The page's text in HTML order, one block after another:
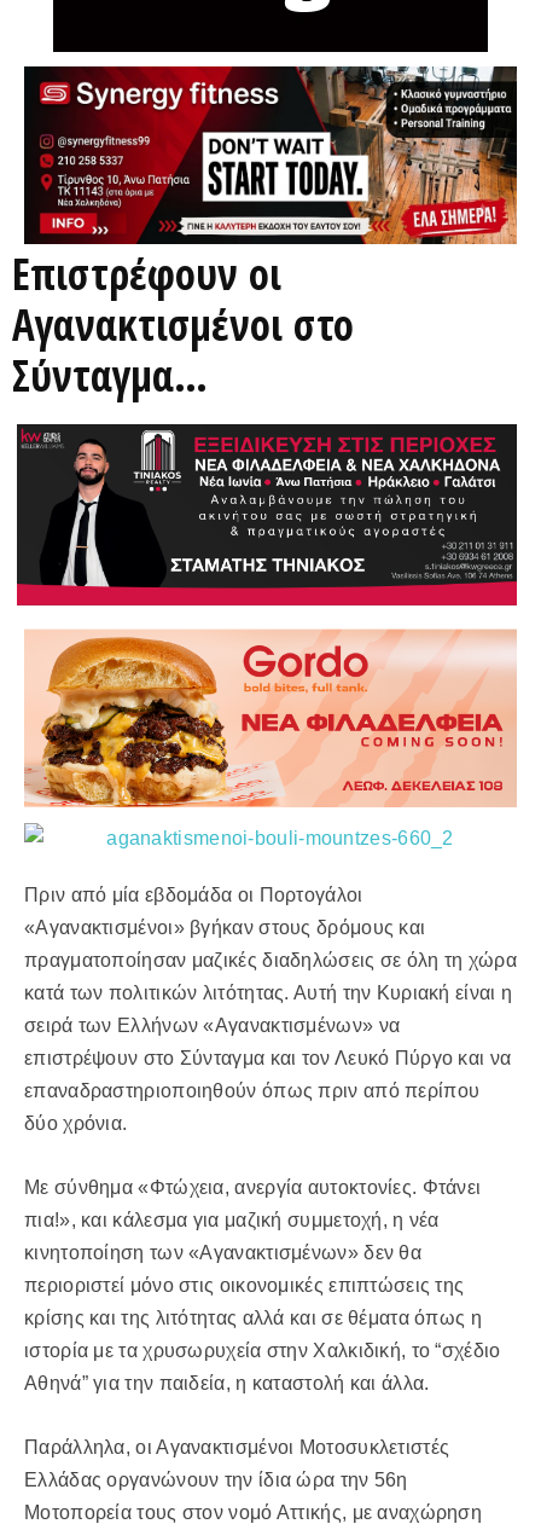
Επιστρέφουν οι
Αγανακτισμένοι στο
Σύνταγμα…
Πριν από μία εβδομάδα οι Πορτογάλοι
«Αγανακτισμένοι» βγήκαν στους δρόμους και
πραγματοποίησαν μαζικές διαδηλώσεις σε όλη τη χώρα
κατά των πολιτικών λιτότητας. Αυτή την Κυριακή είναι η
σειρά των Ελλήνων «Αγανακτισμένων» να
επιστρέψουν στο Σύνταγμα και τον Λευκό Πύργο και να
επαναδραστηριοποιηθούν όπως πριν από περίπου
δύο χρόνια.
Με σύνθημα «Φτώχεια, ανεργία αυτοκτονίες. Φτάνει
πια!», και κάλεσμα για μαζική συμμετοχή, η νέα
κινητοποίηση των «Αγανακτισμένων» δεν θα
περιοριστεί μόνο στις οικονομικές επιπτώσεις της
κρίσης και της λιτότητας αλλά και σε θέματα όπως η
ιστορία με τα χρυσωρυχεία στην Χαλκιδική, το “σχέδιο
Αθηνά” για την παιδεία, η καταστολή και άλλα.
Παράλληλα, οι Αγανακτισμένοι Μοτοσυκλετιστές
Ελλάδας οργανώνουν την ίδια ώρα την 56η
Μοτοπορεία τους στον νομό Αττικής, με αναχώρηση